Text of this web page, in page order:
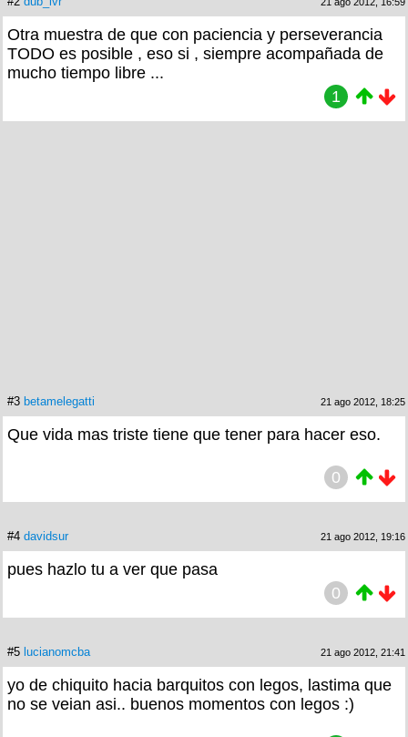
Otra muestra de que con paciencia y perseverancia
TODO es posible , eso si , siempre acompañada de
mucho tiempo libre ...
1
#3 betamelegatti 21 ago 2012, 18:25
Que vida mas triste tiene que tener para hacer eso.
0
#4 davidsur 21 ago 2012, 19:16
pues hazlo tu a ver que pasa
0
#5 lucianomcba 21 ago 2012, 21:41
yo de chiquito hacia barquitos con legos, lastima que
no se veian asi.. buenos momentos con legos :)